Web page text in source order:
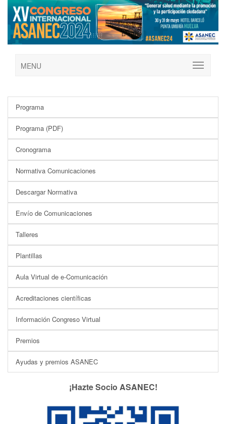
MENU
Programa
Programa (PDF)
Cronograma
Normativa Comunicaciones
Descargar Normativa
Envío de Comunicaciones
Talleres
Plantillas
Aula Virtual de e-Comunicación
Acreditaciones científicas
Información Congreso Virtual
Premios
Ayudas y premios ASANEC
¡Hazte Socio ASANEC!